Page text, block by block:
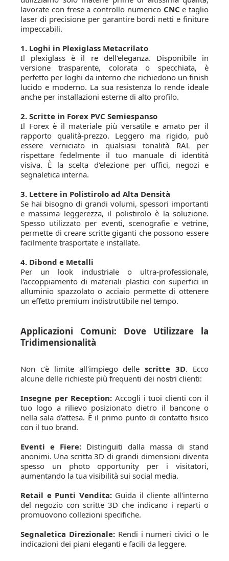
lavorate con frese a controllo numerico CNC e taglio
laser di precisione per garantire bordi netti e finiture
impeccabili.
1. Loghi in Plexiglass Metacrilato
Il plexiglass è il re dell'eleganza. Disponibile in
versione trasparente, colorata o specchiata, è
perfetto per loghi da interno che richiedono un finish
lucido e moderno. La sua resistenza lo rende ideale
anche per installazioni esterne di alto profilo.
2. Scritte in Forex PVC Semiespanso
Il Forex è il materiale più versatile e amato per il
rapporto qualità-prezzo. Leggero ma rigido, può
essere verniciato in qualsiasi tonalità RAL per
rispettare fedelmente il tuo manuale di identità
visiva. È la scelta d'elezione per uffici, negozi e
segnaletica interna.
3. Lettere in Polistirolo ad Alta Densità
Se hai bisogno di grandi volumi, spessori importanti
e massima leggerezza, il polistirolo è la soluzione.
Spesso utilizzato per eventi, scenografie e vetrine,
permette di creare scritte giganti che possono essere
facilmente trasportate e installate.
4. Dibond e Metalli
Per un look industriale o ultra-professionale,
l'accoppiamento di materiali plastici con superfici in
alluminio spazzolato o acciaio permette di ottenere
un effetto premium indistruttibile nel tempo.
Applicazioni Comuni: Dove Utilizzare la
Tridimensionalità
Non c'è limite all'impiego dellescritte 3D. Ecco
alcune delle richieste più frequenti dei nostri clienti:
Insegne per Reception: Accogli i tuoi clienti con il
tuo logo a rilievo posizionato dietro il bancone o
nella sala d'attesa. È il primo punto di contatto fisico
con il tuo brand.
Eventi e Fiere: Distinguiti dalla massa di stand
anonimi. Una scritta 3D di grandi dimensioni diventa
spesso un photo opportunity per i visitatori,
aumentando la tua visibilità sui social media.
Retail e Punti Vendita:Guida il cliente all'interno
del negozio con scritte 3D che indicano i reparti o
promuovono collezioni specifiche.
Segnaletica Direzionale:Rendi i numeri civici o le
indicazioni dei piani eleganti e facili da leggere.